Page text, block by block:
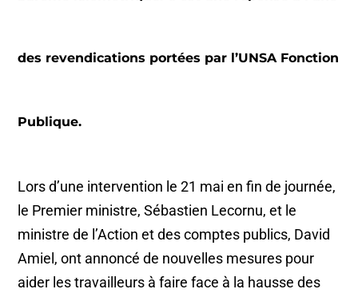
des revendications portées par l’UNSA Fonction
Publique.
Lors d’une intervention le 21 mai en fin de journée,
le Premier ministre, Sébastien Lecornu, et le
ministre de l’Action et des comptes publics, David
Amiel, ont annoncé de nouvelles mesures pour
aider les travailleurs à faire face à la hausse des